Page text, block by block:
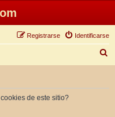
Identificarse
Registrarse
u
de este sitio?